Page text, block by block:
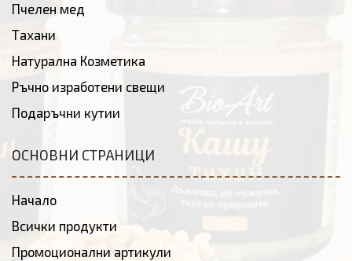
Пчелен мед
Тахани
Натурална Козметика
Ръчно изработени свещи
Подаръчни кутии
ОСНОВНИ СТРАНИЦИ
Начало
Всички продукти
Промоционални артикули